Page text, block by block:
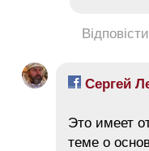
Відповісти
Сергей
Это имеет
теме о